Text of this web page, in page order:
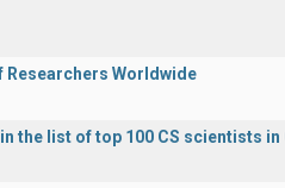
Researchers Worldwide
the list of top 100 CS scientists in